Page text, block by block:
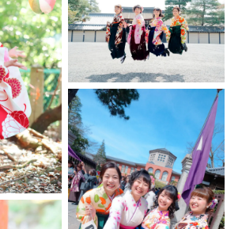
場所の撮影許可などはお客様にお取いただ
問い合わせの時点で撮影許可の確認がと
ださい。申請中の場合はその旨ご記入く
下記をコピー・ペーストして必要項目を
ばスムーズかと思います。必要ございま
いませ。
分～ 時 分